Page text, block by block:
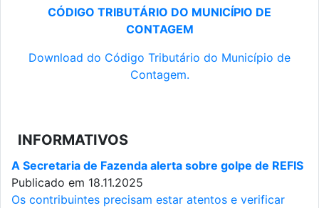
CÓDIGO TRIBUTÁRIO DO MUNICÍPIO DE
CONTAGEM
Download do Código Tributário do Município de
Contagem.
INFORMATIVOS
A Secretaria de Fazenda alerta sobre golpe de REFIS
Publicado em 18.11.2025
Os contribuintes precisam estar atentos e verificar